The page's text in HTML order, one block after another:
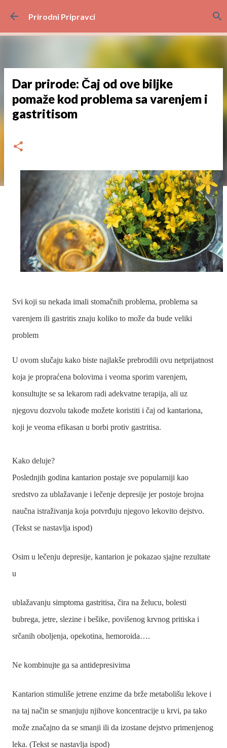
Preskoči na glavni sadržaj
Prirodni Pripravci
Dar prirode: Čaj od ove biljke
pomaže kod problema sa varenjem i
gastritisom
Svi koji su nekada imali stomačnih problema, problema sa
varenjem ili gastritis znaju koliko to može da bude veliki
problem
U ovom slučaju kako biste najlakše prebrodili ovu netprijatnost
koja je propraćena bolovima i veoma sporim varenjem,
konsultujte se sa lekarom radi adekvatne terapija, ali uz
njegovu dozvolu takođe možete koristiti i čaj od kantariona,
koji je veoma efikasan u borbi protiv gastritisa.
Kako deluje?
Poslednjih godina kantarion postaje sve popularniji kao
sredstvo za ublažavanje i lečenje depresije jer postoje brojna
naučna istraživanja koja potvrđuju njegovo lekovito dejstvo.
(Tekst se nastavlja ispod)
Osim u lečenju depresije, kantarion je pokazao sjajne rezultate
u
ublažavanju simptoma gastritisa, čira na želucu, bolesti
bubrega, jetre, slezine i bešike, povišenog krvnog pritiska i
srčanih oboljenja, opekotina, hemoroida….
Ne kombinujte ga sa antidepresivima
Kantarion stimuliše jetrene enzime da brže metabolišu lekove i
na taj način se smanjuju njihove koncentracije u krvi, pa tako
može značajno da se smanji ili da izostane dejstvo primenjenog
leka. (Tekst se nastavlja ispod)